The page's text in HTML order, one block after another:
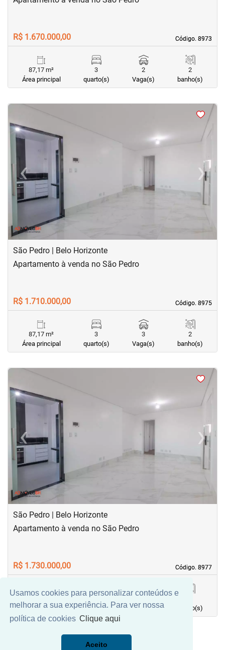
Usamos cookies para personalizar conteúdos e
melhorar a sua experiência. Para ver nossa
política de cookies Clique aqui
AceitoMais Filtros
Código. 8973
Código. 8973
R$ 1.670.000,00
87,17 m²
Área principal
3
quarto(s)
2
Vaga(s)
2
banho(s)
<
‹Previous ›
Next
São Pedro | Belo Horizonte
Código. 8975
Código. 8975
Apartamento à venda no São Pedro
R$ 1.710.000,00
87,17 m²
Área principal
3
quarto(s)
3
Vaga(s)
2
banho(s)
<
‹Previous ›
Next
São Pedro | Belo Horizonte
Código. 8977
Código. 8977
Apartamento à venda no São Pedro
R$ 1.730.000,00
Área principal
quarto(s)
Vaga(s)
banho(s)